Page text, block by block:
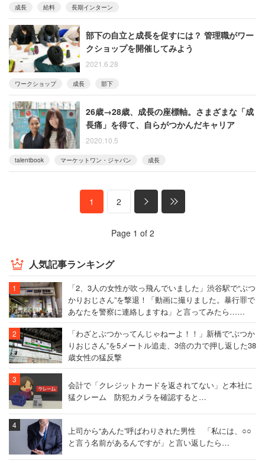
成長 給料 長期インターン
部下の自立と成長を促すには？ 管理職がワー
クショップを開催してみよう
2021.6.28
ワークショップ 成長 部下
26歳→28歳、成長の座標軸。さまざまな「成
長痛」を得て、自らがつかんだキャリア
2020.10.5
talentbook マーケットワン・ジャパン 成長
1 2
Page 1 of 2
人気記事ランキング
「2、3人の女性が吹っ飛んでいました」渋谷駅で“ぶつ
かりおじさん”を撃退！「動画に撮りました。暴行罪で
あなたを警察に連絡しますね」と言ってみたら……
「わざとぶつかってんじゃねーよ！！」新橋で“ぶつか
りおじさん”を5メートル追走、3倍の力で押し返した38
歳女性の猛反撃
会計で「クレジットカードを返されてない」と本社に
猛クレーム 防犯カメラを確認すると…
上司から“あんた”呼ばわりされた男性 「私には、○○
と言う名前があるんですが」と言い返したら…